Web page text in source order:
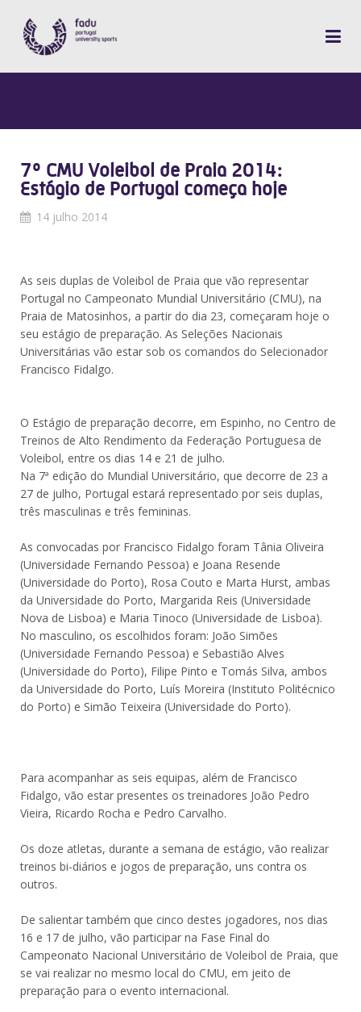
7º CMU Voleibol de Praia 2014:
Estágio de Portugal começa hoje
14 julho 2014
As seis duplas de Voleibol de Praia que vão representar
Portugal no Campeonato Mundial Universitário (CMU), na
Praia de Matosinhos, a partir do dia 23, começaram hoje o
seu estágio de preparação. As Seleções Nacionais
Universitárias vão estar sob os comandos do Selecionador
Francisco Fidalgo.
O Estágio de preparação decorre, em Espinho, no Centro de
Treinos de Alto Rendimento da Federação Portuguesa de
Voleibol, entre os dias 14 e 21 de julho.
Na 7ª edição do Mundial Universitário, que decorre de 23 a
27 de julho, Portugal estará representado por seis duplas,
três masculinas e três femininas.
As convocadas por Francisco Fidalgo foram Tânia Oliveira
(Universidade Fernando Pessoa) e Joana Resende
(Universidade do Porto), Rosa Couto e Marta Hurst, ambas
da Universidade do Porto, Margarida Reis (Universidade
Nova de Lisboa) e Maria Tinoco (Universidade de Lisboa).
No masculino, os escolhidos foram: João Simões
(Universidade Fernando Pessoa) e Sebastião Alves
(Universidade do Porto), Filipe Pinto e Tomás Silva, ambos
da Universidade do Porto, Luís Moreira (Instituto Politécnico
do Porto) e Simão Teixeira (Universidade do Porto).
Para acompanhar as seis equipas, além de Francisco
Fidalgo, vão estar presentes os treinadores João Pedro
Vieira, Ricardo Rocha e Pedro Carvalho.
Os doze atletas, durante a semana de estágio, vão realizar
treinos bi-diários e jogos de preparação, uns contra os
outros.
De salientar também que cinco destes jogadores, nos dias
16 e 17 de julho, vão participar na Fase Final do
Campeonato Nacional Universitário de Voleibol de Praia, que
se vai realizar no mesmo local do CMU, em jeito de
preparação para o evento internacional.